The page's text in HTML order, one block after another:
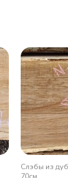
Слэбы из
70см